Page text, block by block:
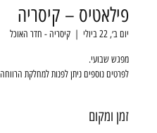
פילאטיס – קיסריה
יום ב׳, 22 ביולי
  |
קיסריה - חדר האוכל
לפרטים נוספים ניתן לפנות למחלקת הרווחה
זמן ומקום